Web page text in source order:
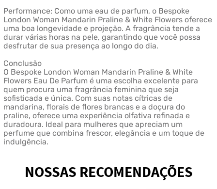
Performance: Como uma eau de parfum, o Bespoke
London Woman Mandarin Praline & White Flowers oferece
uma boa longevidade e projeção. A fragrância tende a
durar várias horas na pele, garantindo que você possa
desfrutar de sua presença ao longo do dia.
Conclusão
O Bespoke London Woman Mandarin Praline & White
Flowers Eau De Parfum é uma escolha excelente para
quem procura uma fragrância feminina que seja
sofisticada e única. Com suas notas cítricas de
mandarina, florais de flores brancas e a doçura do
praline, oferece uma experiência olfativa refinada e
duradoura. Ideal para mulheres que apreciam um
perfume que combina frescor, elegância e um toque de
indulgência.
NOSSAS RECOMENDAÇÕES